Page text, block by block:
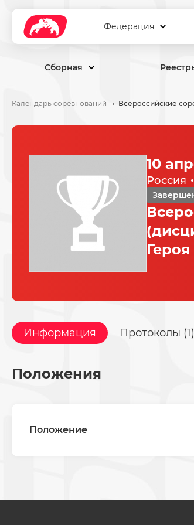
Федерация
Сборная
Календарь соревнований
10
Россия
Информация Протоколы (1)
Положения
Положение